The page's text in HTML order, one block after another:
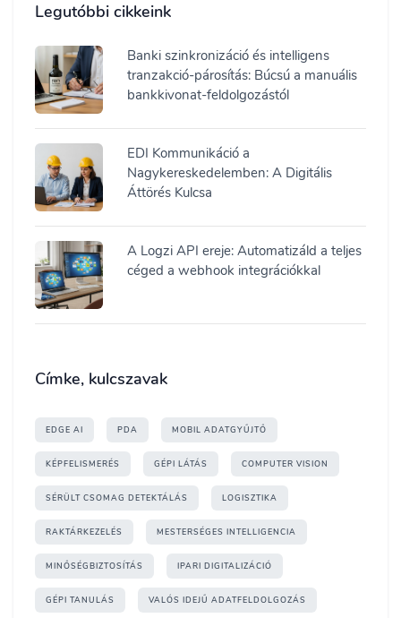
Legutóbbi cikkeink
Banki szinkronizáció és intelligens
tranzakció-párosítás: Búcsú a manuális
bankkivonat-feldolgozástól
EDI Kommunikáció a
Nagykereskedelemben: A Digitális
Áttörés Kulcsa
A Logzi API ereje: Automatizáld a teljes
céged a webhook integrációkkal
Címke, kulcszavak
EDGE AI PDA MOBIL ADATGYŰJTŐ
KÉPFELISMERÉS GÉPI LÁTÁS COMPUTER VISION
SÉRÜLT CSOMAG DETEKTÁLÁS LOGISZTIKA
RAKTÁRKEZELÉS MESTERSÉGES INTELLIGENCIA
MINŐSÉGBIZTOSÍTÁS IPARI DIGITALIZÁCIÓ
GÉPI TANULÁS VALÓS IDEJŰ ADATFELDOLGOZÁS